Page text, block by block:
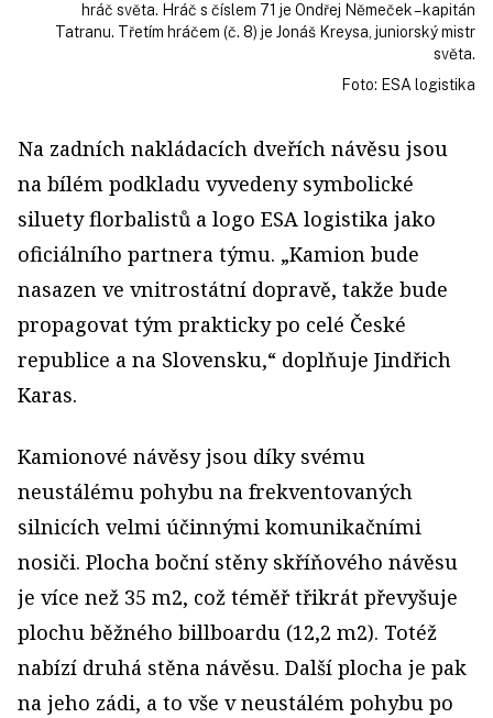
hráč světa. Hráč s číslem 71 je Ondřej Němeček – kapitán
Tatranu. Třetím hráčem (č. 8) je Jonáš Kreysa, juniorský mistr
světa.
Foto: ESA logistika
Na zadních nakládacích dveřích návěsu jsou
na bílém podkladu vyvedeny symbolické
siluety florbalistů a logo ESA logistika jako
oficiálního partnera týmu. „Kamion bude
nasazen ve vnitrostátní dopravě, takže bude
propagovat tým prakticky po celé České
republice a na Slovensku,“ doplňuje Jindřich
Karas.
Kamionové návěsy jsou díky svému
neustálému pohybu na frekventovaných
silnicích velmi účinnými komunikačními
nosiči. Plocha boční stěny skříňového návěsu
je více než 35 m2, což téměř třikrát převyšuje
plochu běžného billboardu (12,2 m2). Totéž
nabízí druhá stěna návěsu. Další plocha je pak
na jeho zádi, a to vše v neustálém pohybu po